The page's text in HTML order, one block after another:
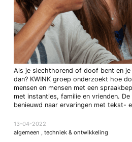
Als je slechthorend of doof bent en
dan? KWINK groep onderzoekt hoe
mensen en mensen met een
met instanties, familie en vrienden.
benieuwd naar ervaringen met tekst-
13-04-2022
algemeen , techniek & ontwikkeling